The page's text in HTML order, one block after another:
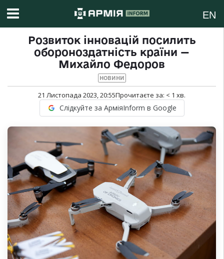
EN
Розвиток інновацій посилить
обороноздатність країни —
Михайло Федоров
НОВИНИ
21 Листопада 2023, 20:55Прочитаєте за: < 1 хв.
Слідкуйте за АрміяInform в Google